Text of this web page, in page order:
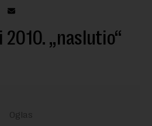
2010. „naslutio“